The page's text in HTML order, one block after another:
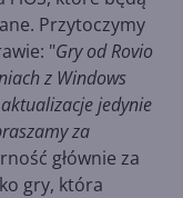
Przytoczymy
"Gry od Rovio
z Windows
jedynie
za
głównie za
gry, która